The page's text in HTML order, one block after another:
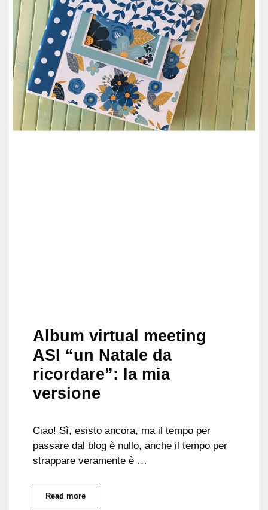
Album virtual meeting
ASI “un Natale da
ricordare”: la mia
versione
Ciao! Sì, esisto ancora, ma il tempo per
passare dal blog è nullo, anche il tempo per
strappare veramente è …
Read more